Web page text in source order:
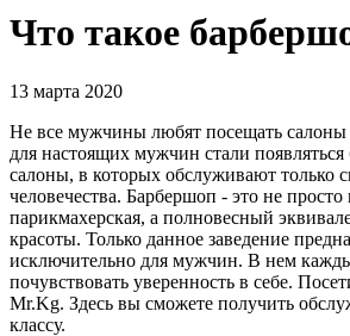
Что такое
13 марта 2020
Не все мужчины любят посещать салоны
для настоящих мужчин стали
салоны, в которых обслуживают только
человечества. Барбершоп - это не
парикмахерская, а полновесный
красоты. Только данное заведение
исключительно для мужчин. В нем
почувствовать уверенность в себе.
Mr.Kg. Здесь вы сможете получить
классу.